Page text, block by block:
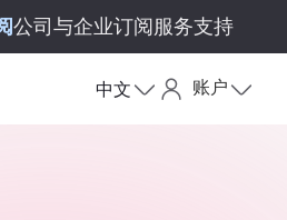
公司与企业订阅服务支持
中文 账户